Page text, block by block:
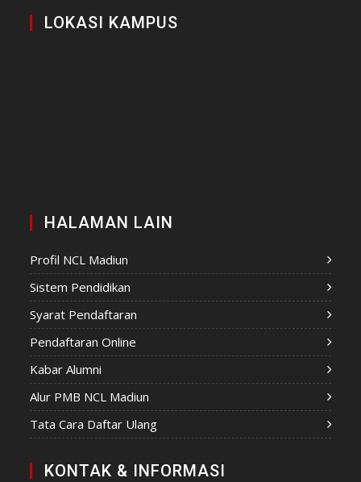
LOKASI KAMPUS
HALAMAN LAIN
Profil NCL Madiun
Sistem Pendidikan
Syarat Pendaftaran
Pendaftaran Online
Kabar Alumni
Alur PMB NCL Madiun
Tata Cara Daftar Ulang
KONTAK & INFORMASI